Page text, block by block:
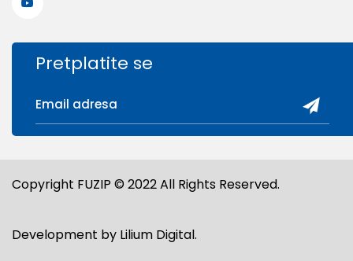
Pretplatite se
Copyright FUZIP © 2022 All Rights Reserved.
Development by Lilium Digital.